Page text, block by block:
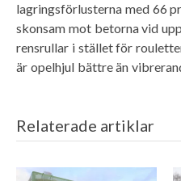
lagringsförlusterna med 66
skonsam mot betorna vid
rensrullar i stället för
är opelhjul bättre än
Relaterade artiklar